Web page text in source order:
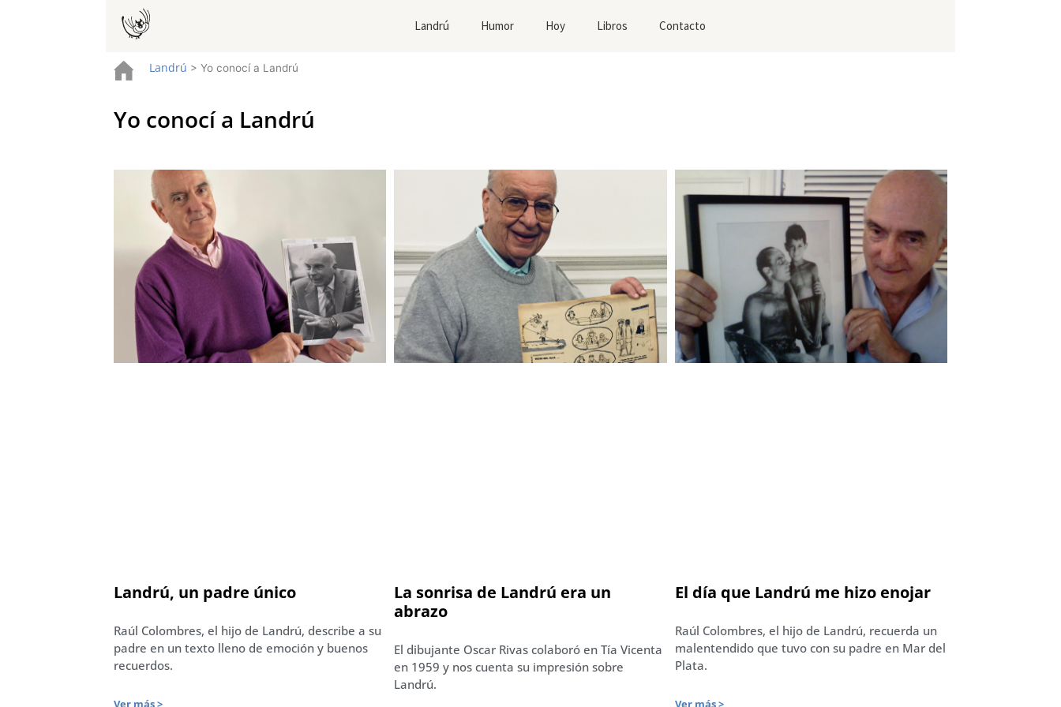
Landrú Humor Hoy Libros Contacto
Landrú > Yo conocí a Landrú
Yo conocí a Landrú
Landrú, un padre único
Raúl Colombres, el hijo de Landrú, describe a su
padre en un texto lleno de emoción y buenos
recuerdos.
Ver más >
La sonrisa de Landrú era un
abrazo
El dibujante Oscar Rivas colaboró en Tía Vicenta
en 1959 y nos cuenta su impresión sobre
Landrú.
El día que Landrú me hizo enojar
Raúl Colombres, el hijo de Landrú, recuerda un
malentendido que tuvo con su padre en Mar del
Plata.
Ver más >